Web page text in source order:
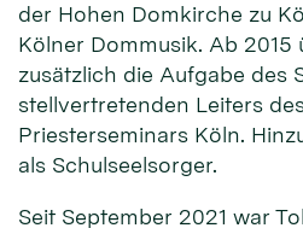
der Hohen Domkirche zu
Kölner Dommusik. Ab 2015
zusätzlich die Aufgabe des
stellvertretenden Leiters
Priesterseminars Köln.
als Schulseelsorger.
Seit September 2021 war